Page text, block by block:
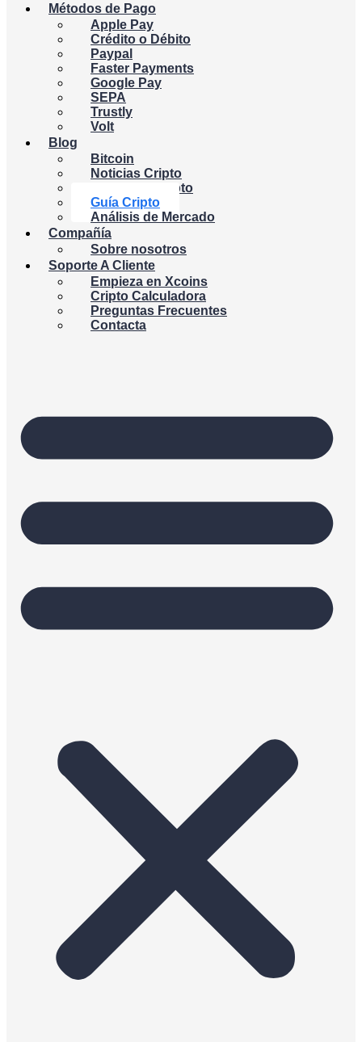
Métodos de Pago
Apple Pay
Crédito o Débito
Paypal
Faster Payments
Google Pay
SEPA
Trustly
Volt
Blog
Bitcoin
Noticias Cripto
Academia Cripto
Guía Cripto
Análisis de Mercado
Compañía
Sobre nosotros
Soporte A Cliente
Empieza en Xcoins
Cripto Calculadora
Preguntas Frecuentes
Contacta